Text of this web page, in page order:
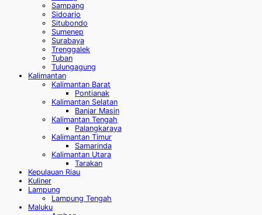
Sampang
Sidoarjo
Situbondo
Sumenep
Surabaya
Trenggalek
Tuban
Tulungagung
Kalimantan
Kalimantan Barat
Pontianak
Kalimantan Selatan
Banjar Masin
Kalimantan Tengah
Palangkaraya
Kalimantan Timur
Samarinda
Kalimantan Utara
Tarakan
Kepulauan Riau
Kuliner
Lampung
Lampung Tengah
Maluku